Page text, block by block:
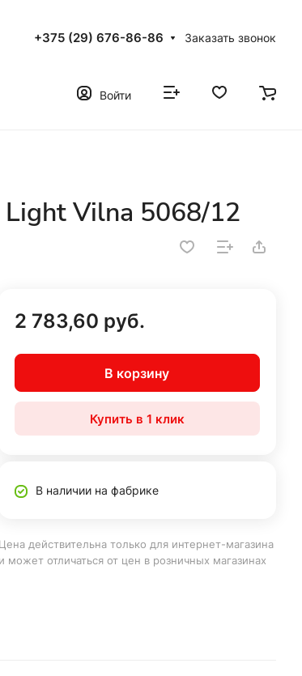
+375 (29) 676-86-86 Заказать звонок
Войти
Vilna 5068/12
2 783,60 руб.
В корзину
Купить в 1 клик
В наличии на фабрике
Цена действительна только для интернет-магазина
и может отличаться от цен в розничных магазинах